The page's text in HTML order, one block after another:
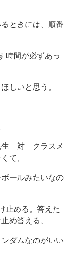
ときには、順番
時間が必ずあっ
しいと思う。
生 対 クラスメ
て、
ールみたいなの
止める。答えた
め答える、
ダムなのがいい